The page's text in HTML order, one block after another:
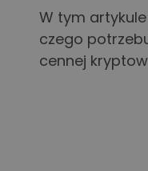
W tym
czego
cennej